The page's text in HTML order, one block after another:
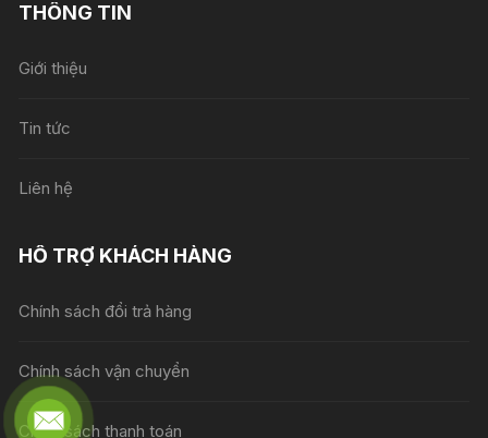
THÔNG TIN
Giới thiệu
Tin tức
Liên hệ
HỖ TRỢ KHÁCH HÀNG
Chính sách đổi trả hàng
Chính sách vận chuyển
Chính sách thanh toán